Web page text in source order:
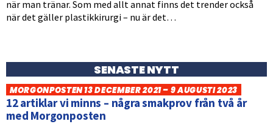
när man tränar. Som med allt annat finns det trender också
när det gäller plastikkirurgi – nu är det…
SENASTE NYTT
MORGONPOSTEN 13 DECEMBER 2021 – 9 AUGUSTI 2023
12 artiklar vi minns – några smakprov från två år
med Morgonposten